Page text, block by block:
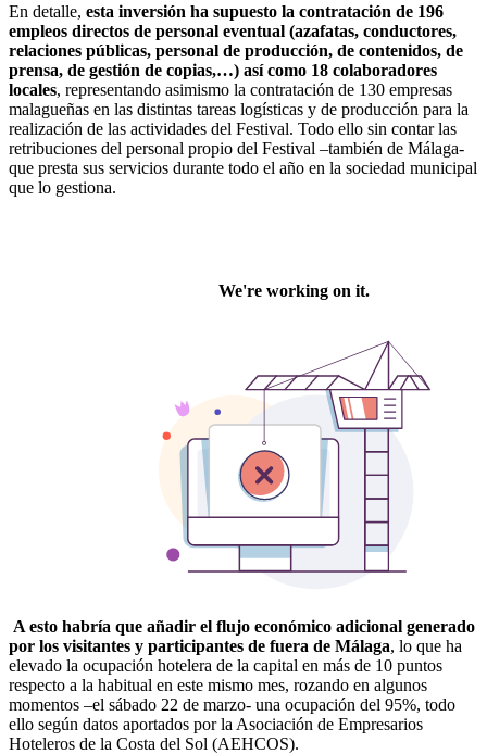
En detalle, esta inversión ha supuesto la contratación de 196
empleos directos de personal eventual (azafatas, conductores,
relaciones públicas, personal de producción, de contenidos, de
prensa, de gestión de copias,…) así como 18 colaboradores
locales, representando asimismo la contratación de 130 empresas
malagueñas en las distintas tareas logísticas y de producción para la
realización de las actividades del Festival. Todo ello sin contar las
retribuciones del personal propio del Festival –también de Málaga-
que presta sus servicios durante todo el año en la sociedad municipal
que lo gestiona.
A esto habría que añadir el flujo económico adicional generado
por los visitantes y participantes de fuera de Málaga, lo que ha
elevado la ocupación hotelera de la capital en más de 10 puntos
respecto a la habitual en este mismo mes, rozando en algunos
momentos –el sábado 22 de marzo- una ocupación del 95%, todo
ello según datos aportados por la Asociación de Empresarios
Hoteleros de la Costa del Sol (AEHCOS).